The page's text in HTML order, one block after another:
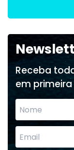
Receba
em